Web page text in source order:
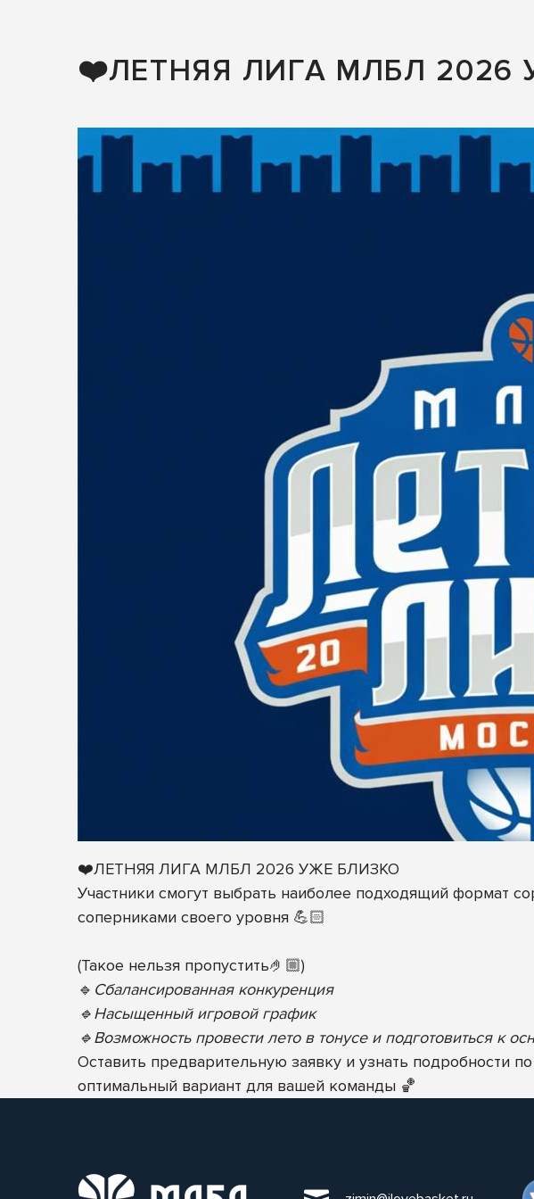
❤️ЛЕТНЯЯ ЛИГА МЛБЛ 2026
❤️ЛЕТНЯЯ ЛИГА МЛБЛ 2026 УЖЕ БЛИЗКО
Участники смогут выбрать наиболее подходящий формат
соперниками своего уровня 💪🏻
(Такое нельзя пропустить🤌🏼)
🔹 Сбалансированная конкуренция
🔹Насыщенный игровой график
🔹Возможность провести лето в тонусе и подготовиться к
Оставить предварительную заявку и узнать подробности
оптимальный вариант для вашей команды 🏀